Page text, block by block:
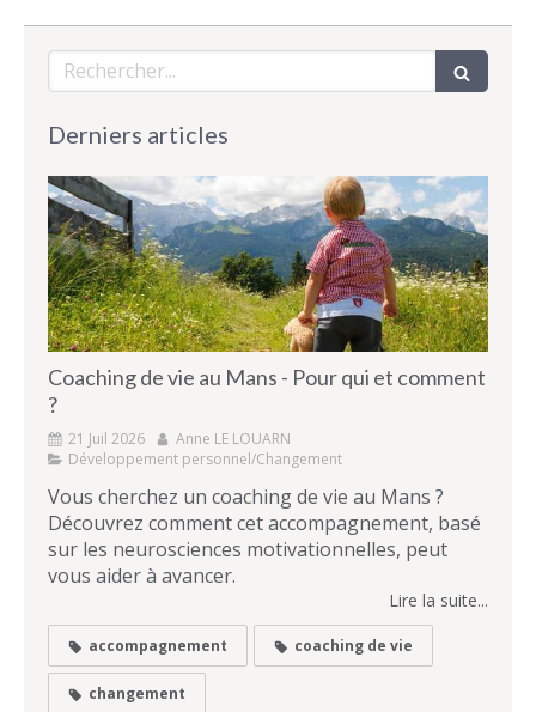
Rechercher
Derniers articles
Coaching de vie au Mans - Pour qui et comment
?
21 Juil 2026
Anne LE LOUARN
Développement personnel/Changement
Vous cherchez un coaching de vie au Mans ?
Découvrez comment cet accompagnement, basé
sur les neurosciences motivationnelles, peut
vous aider à avancer.
Lire la suite...
accompagnement coaching de vie
changement